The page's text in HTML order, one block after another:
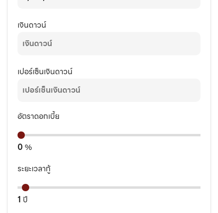
เงินดาวน์
เปอร์เซ็นเงินดาวน์
อัตราดอกเบี้ย
0 %
ระยะเวลากู้
1 ปี